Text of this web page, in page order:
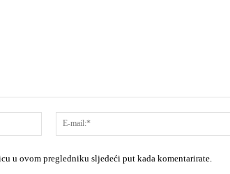
Ime:*
u ovom pregledniku sljedeći put kada komentarirate.